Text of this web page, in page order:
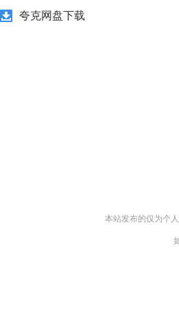
夸克网盘下载
本站发布的仅为个